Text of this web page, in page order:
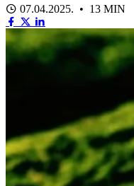
07.04.2025. • 13 MIN